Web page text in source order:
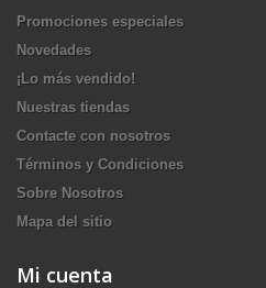
Promociones especiales
Novedades
¡Lo más vendido!
Nuestras tiendas
Contacte con nosotros
Términos y Condiciones
Sobre Nosotros
Mapa del sitio
Mi cuenta